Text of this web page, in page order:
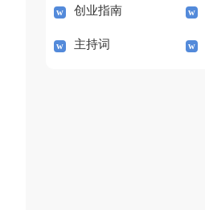
创业指南
主持词